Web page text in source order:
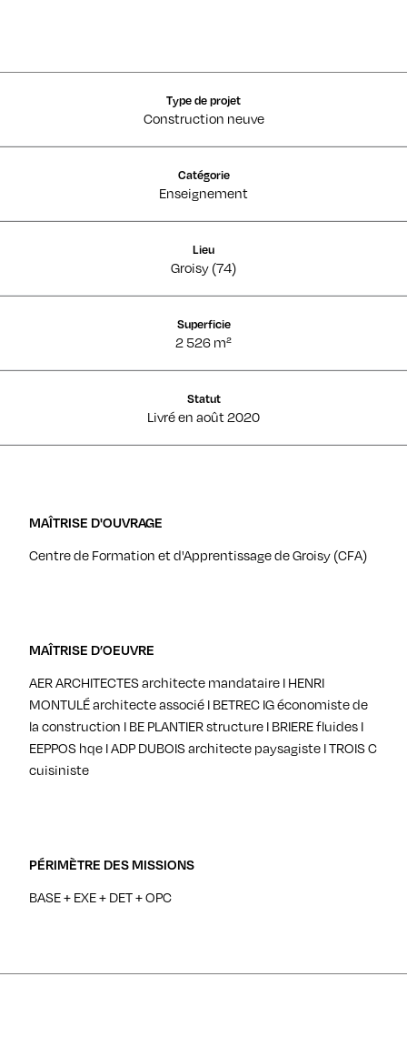
Type de projet
Construction neuve
Catégorie
Enseignement
Lieu
Groisy (74)
Superficie
2 526 m²
Statut
Livré en août 2020
MAÎTRISE D'OUVRAGE
Centre de Formation et d'Apprentissage de Groisy (CFA)
MAÎTRISE D’OEUVRE
AER ARCHITECTES architecte mandataire I HENRI
MONTULÉ architecte associé I BETREC IG économiste de
la construction I BE PLANTIER structure I BRIERE fluides I
EEPPOS hqe I ADP DUBOIS architecte paysagiste I TROIS C
cuisiniste
PÉRIMÈTRE DES MISSIONS
BASE + EXE + DET + OPC